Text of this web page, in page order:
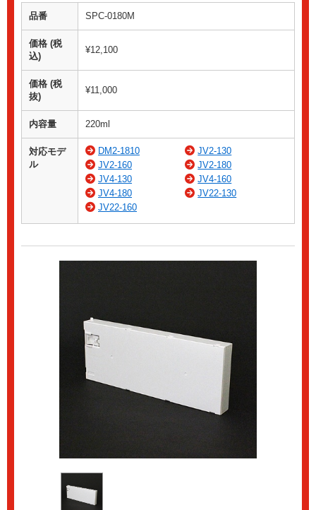
品番 SPC-0180M
価格 (税
込)
¥12,100
価格 (税
抜)
¥11,000
内容量 220ml
対応モデ
ル
DM2-1810
JV2-130
JV2-160
JV2-180
JV4-130
JV4-160
JV4-180
JV22-130
JV22-160